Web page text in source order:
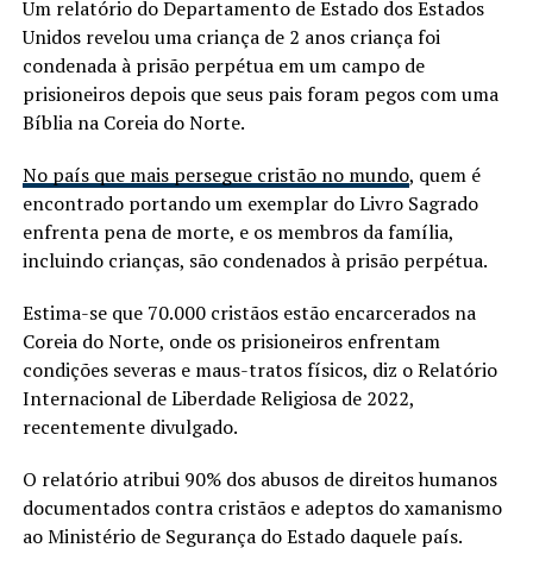
Um relatório do Departamento de Estado dos Estados
Unidos revelou uma criança de 2 anos criança foi
condenada à prisão perpétua em um campo de
prisioneiros depois que seus pais foram pegos com uma
Bíblia na Coreia do Norte.
No país que mais persegue cristão no mundo, quem é
encontrado portando um exemplar do Livro Sagrado
enfrenta pena de morte, e os membros da família,
incluindo crianças, são condenados à prisão perpétua.
Estima-se que 70.000 cristãos estão encarcerados na
Coreia do Norte, onde os prisioneiros enfrentam
condições severas e maus-tratos físicos, diz o Relatório
Internacional de Liberdade Religiosa de 2022,
recentemente divulgado.
O relatório atribui 90% dos abusos de direitos humanos
documentados contra cristãos e adeptos do xamanismo
ao Ministério de Segurança do Estado daquele país.